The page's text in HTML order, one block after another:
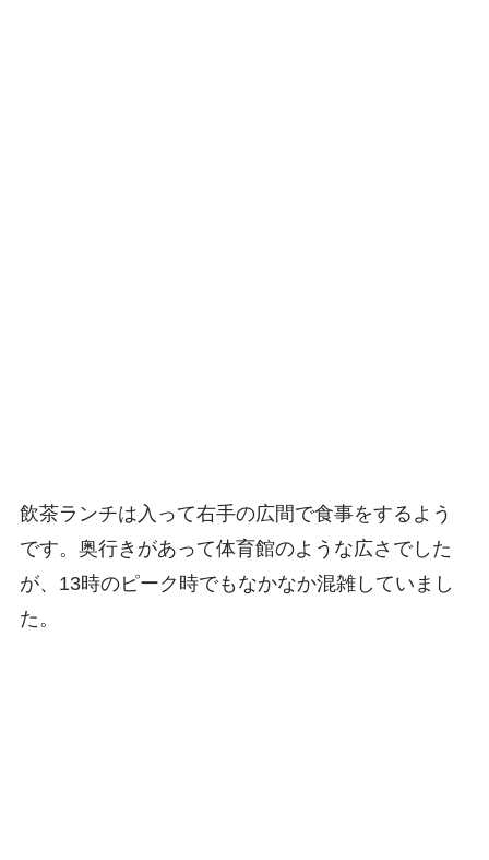
飲茶ランチは入って右手の広間で食事をするよう
です。奥行きがあって体育館のような広さでした
が、13時のピーク時でもなかなか混雑していまし
た。